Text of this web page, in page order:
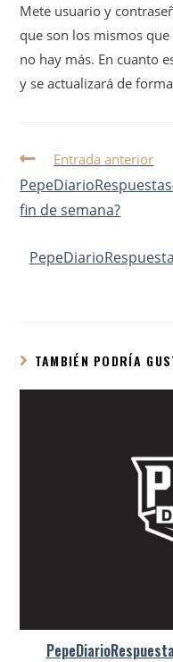
Mete usuario y
que son los mismos
no hay más. En cuanto
y se actualizará de
Entrada anterior
fin de semana?
TAMBIÉN PODRÍA